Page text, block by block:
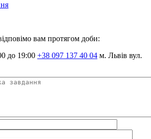
вам протягом доби:
до 19:00 +38 097 137 40 04 м. Львів вул.